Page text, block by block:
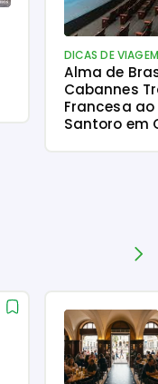
DICAS DE VIAGEM
Alma de
Cabannes
Francesa
Santoro em